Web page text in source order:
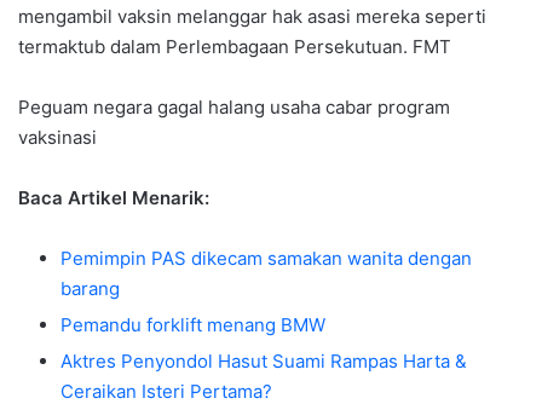
mengambil vaksin melanggar hak asasi mereka seperti
termaktub dalam Perlembagaan Persekutuan. FMT
Peguam negara gagal halang usaha cabar program
vaksinasi
Baca Artikel Menarik:
Pemimpin PAS dikecam samakan wanita dengan
barang
Pemandu forklift menang BMW
Aktres Penyondol Hasut Suami Rampas Harta &
Ceraikan Isteri Pertama?